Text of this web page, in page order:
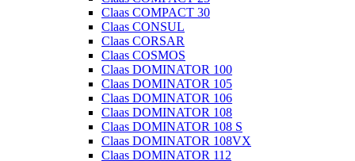
Claas COMPACT 30
Claas CONSUL
Claas CORSAR
Claas COSMOS
Claas DOMINATOR 100
Claas DOMINATOR 105
Claas DOMINATOR 106
Claas DOMINATOR 108
Claas DOMINATOR 108 S
Claas DOMINATOR 108VX
Claas DOMINATOR 112